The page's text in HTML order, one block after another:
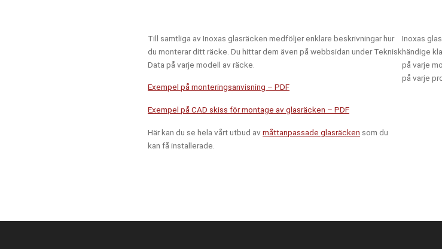
Vecka Status Text
Till samtliga av Inoxas glasräcken medföljer enklare beskrivningar hur
du monterar ditt räcke. Du hittar dem även på webbsidan under Teknisk
Data på varje modell av räcke.
Exempel på monteringsanvisning – PDF
Exempel på CAD skiss för montage av glasräcken – PDF
Här kan du se hela vårt utbud av måttanpassade glasräcken som du
kan få installerade.
Inoxas
händige
på varje
på varje